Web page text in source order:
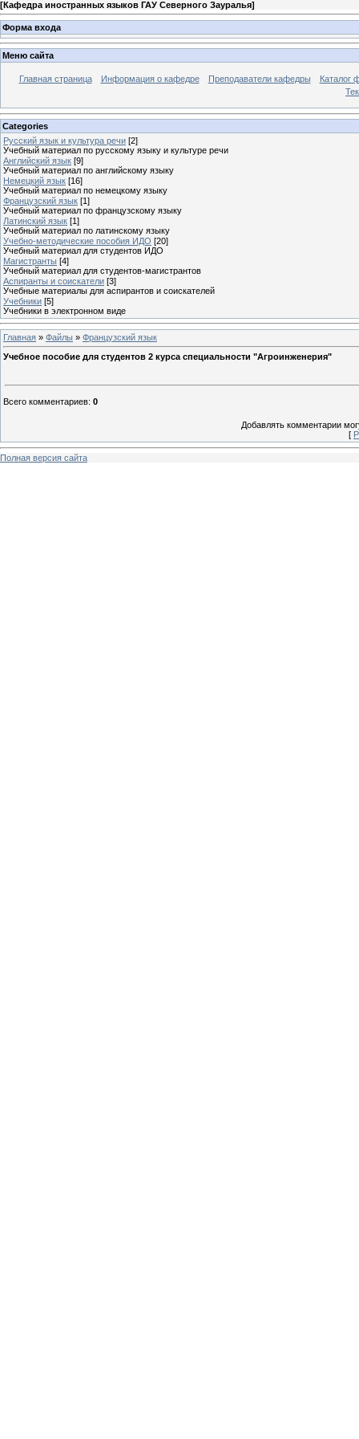
[Кафедра иностранных языков ГАУ Северного Зауралья]
Форма входа
Меню сайта
Главная страница Информация о кафедре Преподаватели кафедры
Каталог
Categories
Русский язык и культура речи [2]
Учебный материал по русскому языку и культуре речи
Английский язык [9]
Учебный материал по английскому языку
Немецкий язык [16]
Учебный материал по немецкому языку
Французский язык [1]
Учебный материал по французскому языку
Латинский язык [1]
Учебный материал по латинскому языку
Учебно-методические пособия ИДО [20]
Учебный материал для студентов ИДО
Магистранты [4]
Учебный материал для студентов-магистрантов
Аспиранты и соискатели [3]
Учебные материалы для аспирантов и соискателей
Учебники [5]
Учебники в электронном виде
Главная » Файлы » Французский язык
Учебное пособие для студентов 2 курса специальности "Агроинженерия"
Всего комментариев: 0
Добавлять комментарии
[
Полная версия сайта